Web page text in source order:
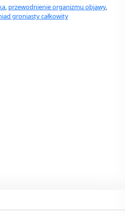
, przewodnienie organizmu objawy,
groniasty całkowity